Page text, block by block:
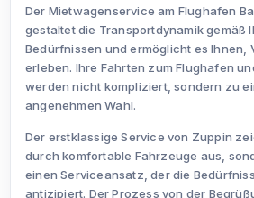
Der Mietwagenservice am Flughafen
gestaltet die Transportdynamik gemäß
Bedürfnissen und ermöglicht es Ihnen,
erleben. Ihre Fahrten zum Flughafen
werden nicht kompliziert, sondern zu
angenehmen Wahl.
Der erstklassige Service von Zuppin
durch komfortable Fahrzeuge aus,
einen Serviceansatz, der die
antizipiert. Der Prozess von der